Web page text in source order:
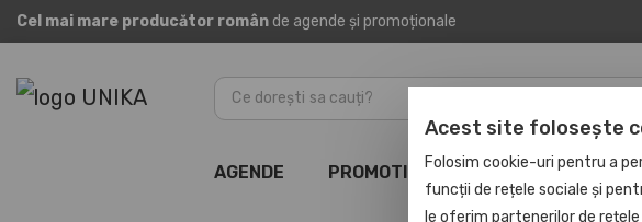
Cel mai mare producător român de agende și promoționale
AGENDE PROMOTIONALE HAPP:EN
Acest site folosește
Folosim cookie-uri pentru a
funcții de rețele sociale și
le oferim partenerilor de